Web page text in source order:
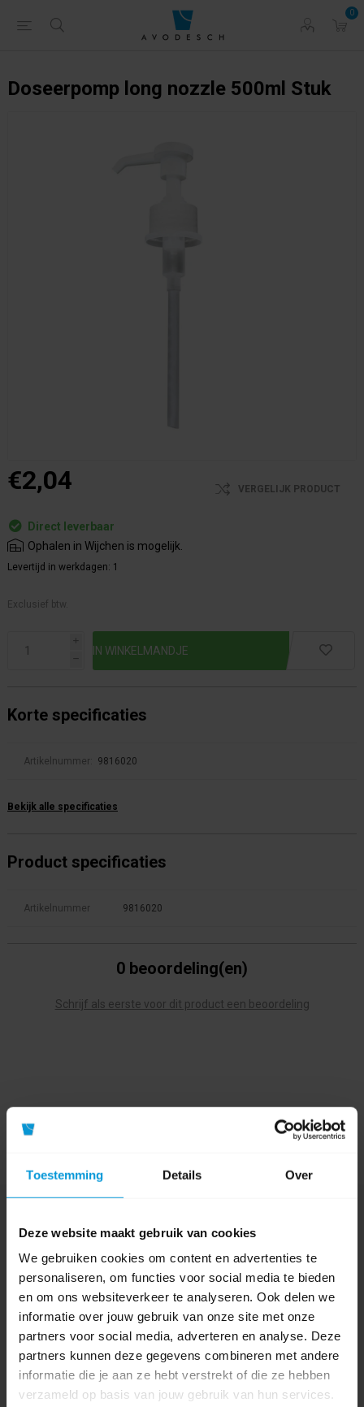
Toestemming Details Over
Deze website maakt gebruik van cookies
We gebruiken cookies om content en advertenties te
personaliseren, om functies voor social media te bieden
en om ons websiteverkeer te analyseren. Ook delen we
informatie over jouw gebruik van onze site met onze
partners voor social media, adverteren en analyse. Deze
partners kunnen deze gegevens combineren met andere
informatie die je aan ze hebt verstrekt of die ze hebben
verzameld op basis van jouw gebruik van hun services.
0
Doseerpomp long nozzle 500ml Stuk
€2,04 VERGELIJK PRODUCT
Direct leverbaar
Ophalen in Wijchen is mogelijk.
Levertijd in werkdagen: 1
Exclusief btw.
i
h
Korte specificaties
Artikelnummer: 9816020
Bekijk alle specificaties
Product specificaties
Artikelnummer 9816020
0 beoordeling(en)
Schrijf als eerste voor dit product een beoordeling
Onze product specialisten staan voor je klaar!
Telefoon
024 372 72 92
E-mail
info@avodesch.nl
Avodesch B.V.
Bijsterhuizen 50-12
6604 LZ Wijchen